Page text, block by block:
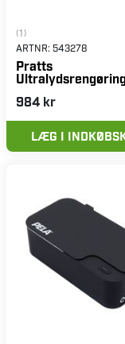
(1)
ARTNR: 543278
Pratts
984 kr
LÆG I